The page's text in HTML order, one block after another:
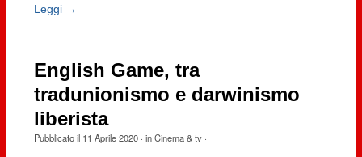
Leggi →
English Game, tra
tradunionismo e darwinismo
liberista
Pubblicato il 11 Aprile 2020· inCinema & tv·